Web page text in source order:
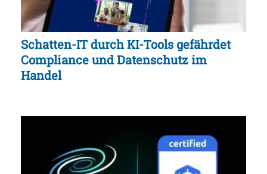
Schatten-IT durch KI-Tools gefährdet
Compliance und Datenschutz im
Handel